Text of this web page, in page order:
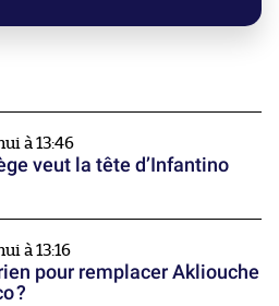
à 13:46
veut la tête d’Infantino
à 13:16
pour remplacer Akliouche
?